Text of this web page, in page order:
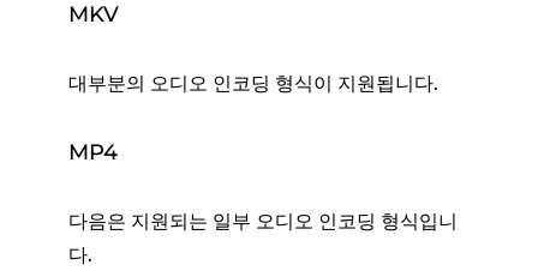
MKV
대부분의 오디오 인코딩 형식이 지원됩니다.
MP4
다음은 지원되는 일부 오디오 인코딩 형식입니
다.